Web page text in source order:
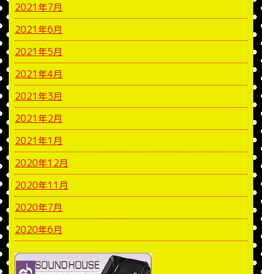
2021年7月
2021年6月
2021年5月
2021年4月
2021年3月
2021年2月
2021年1月
2020年12月
2020年11月
2020年7月
2020年6月